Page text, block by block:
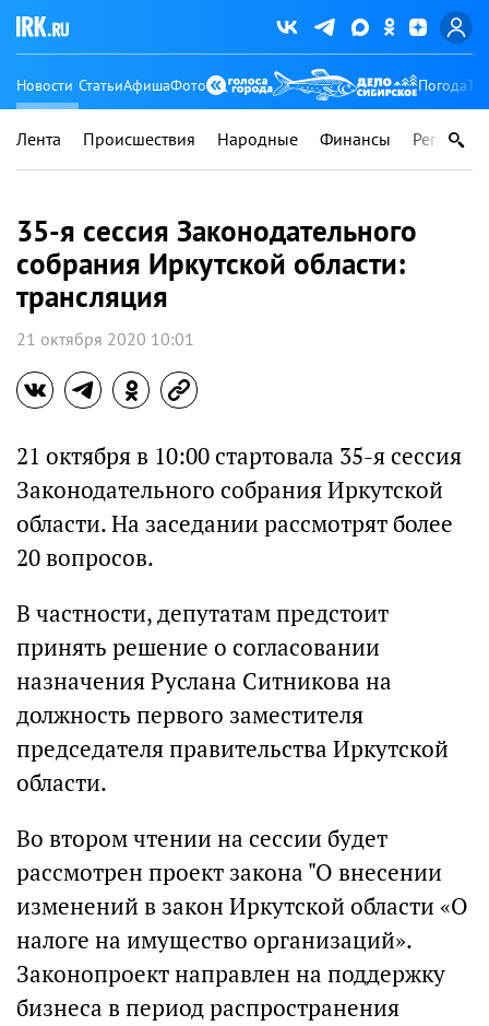
Новости СтатьиАфишаФото Погода
Лента Происшествия Народные Финансы Регионы
35-я сессия Законодательного
собрания Иркутской области:
трансляция
21 октября 2020 10:01
21 октября в 10:00 стартовала 35-я сессия
Законодательного собрания Иркутской
области. На заседании рассмотрят более
20 вопросов.
В частности, депутатам предстоит
принять решение о согласовании
назначения Руслана Ситникова на
должность первого заместителя
председателя правительства Иркутской
области.
Во втором чтении на сессии будет
рассмотрен проект закона "О внесении
изменений в закон Иркутской области «О
налоге на имущество организаций».
Законопроект направлен на поддержку
бизнеса в период распространения